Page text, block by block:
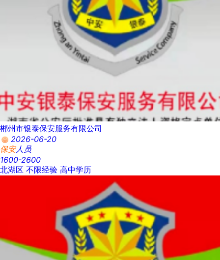
郴州市银泰保安服务有限公司
2026-06-20
保安人员
1600-2600
北湖区 不限经验 高中学历